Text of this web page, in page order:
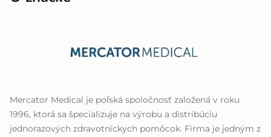
Mercator Medical je poľská spoločnosť založená v roku
1996, ktorá sa špecializuje na výrobu a distribúciu
jednorazových zdravotníckych pomôcok. Firma je jedným z